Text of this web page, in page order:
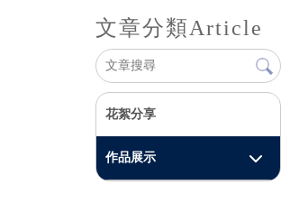
文章分類Article
花絮分享
作品展示